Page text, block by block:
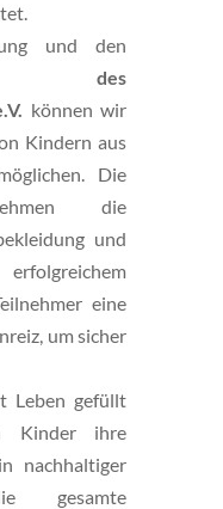
und den
des
können wir
Kindern aus
Die
die
und
eine
um sicher
Leben gefüllt
Kinder ihre
nachhaltiger
gesamte